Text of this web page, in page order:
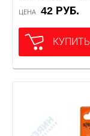
ЦЕНА 42 РУБ.
КУПИТЬ